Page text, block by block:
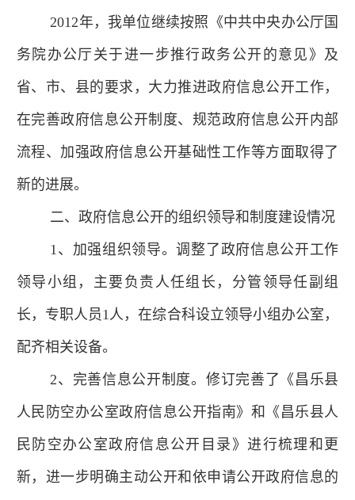
2012年，我单位继续按照《中共中央办公厅国
务院办公厅关于进一步推行政务公开的意见》及
省、市、县的要求，大力推进政府信息公开工作，
在完善政府信息公开制度、规范政府信息公开内部
流程、加强政府信息公开基础性工作等方面取得了
新的进展。
二、政府信息公开的组织领导和制度建设情况
1、加强组织领导。调整了政府信息公开工作
领导小组，主要负责人任组长，分管领导任副组
长，专职人员1人，在综合科设立领导小组办公室，
配齐相关设备。
2、完善信息公开制度。 修订完善了 《昌乐县
人民防空办公室政府信息公开指南》和《昌乐县人
民防空办公室政府信息公开目录》进行梳理和更
新，进一步明确主动公开和依申请公开政府信息的